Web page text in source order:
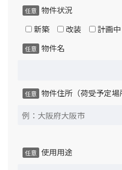
任意
物件状況
新築
改装 計画中
任意 物件名
任意 物件住所（荷受予定場
任意 使用用途